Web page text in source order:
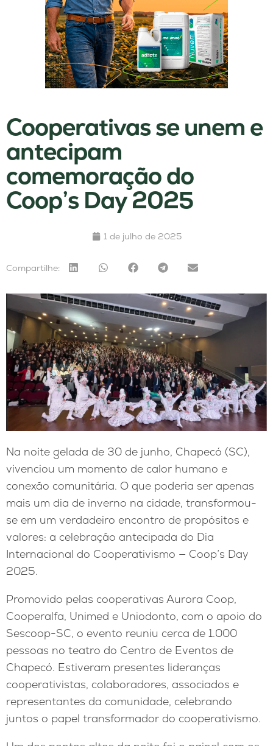
Cooperativas se unem e
antecipam
comemoração do
Coop’s Day 2025
1 de julho de 2025
Compartilhe:
Na noite gelada de 30 de junho, Chapecó (SC),
vivenciou um momento de calor humano e
conexão comunitária. O que poderia ser apenas
mais um dia de inverno na cidade, transformou-
se em um verdadeiro encontro de propósitos e
valores: a celebração antecipada do Dia
Internacional do Cooperativismo — Coop’s Day
2025.
Promovido pelas cooperativas Aurora Coop,
Cooperalfa, Unimed e Uniodonto, com o apoio do
Sescoop-SC, o evento reuniu cerca de 1.000
pessoas no teatro do Centro de Eventos de
Chapecó. Estiveram presentes lideranças
cooperativistas, colaboradores, associados e
representantes da comunidade, celebrando
juntos o papel transformador do cooperativismo.